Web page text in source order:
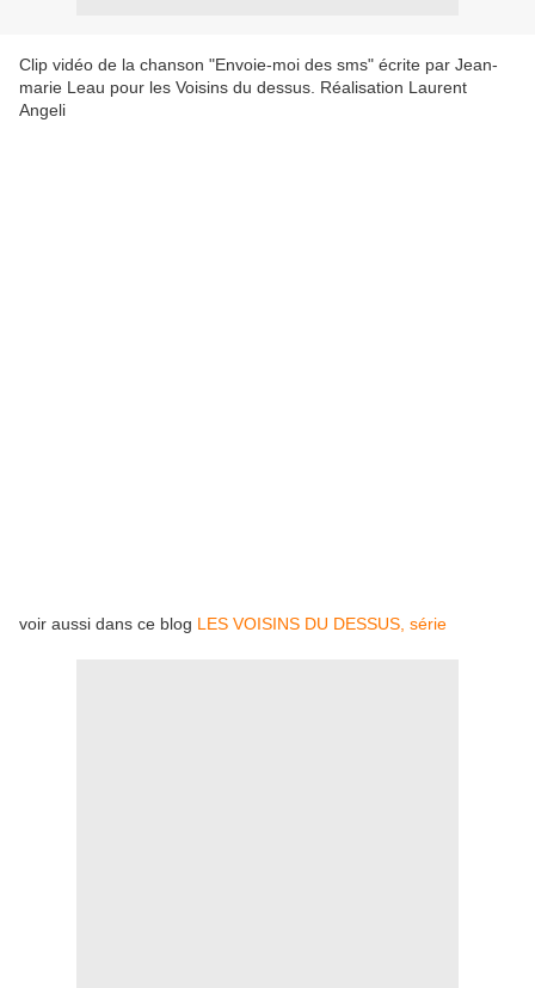
Clip vidéo de la chanson "Envoie-moi des sms" écrite par Jean-
marie Leau pour les Voisins du dessus. Réalisation Laurent
Angeli
voir aussi dans ce blog LES VOISINS DU DESSUS, série